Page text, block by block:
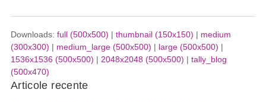
Downloads: full (500x500) | thumbnail (150x150) | medium
(300x300) | medium_large (500x500) | large (500x500) |
1536x1536 (500x500) | 2048x2048 (500x500) | tally_blog
(500x470)
Articole recente